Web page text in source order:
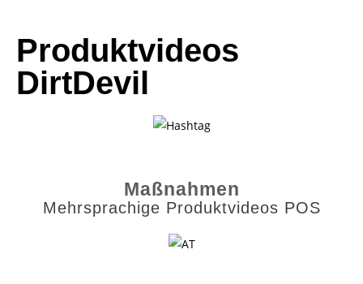
Produktvideos
DirtDevil
Maßnahmen
Mehrsprachige Produktvideos POS